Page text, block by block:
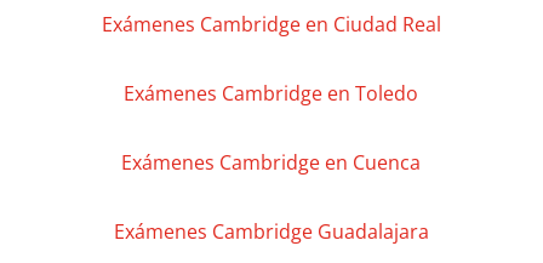
Exámenes Cambridge en Ciudad Real
Exámenes Cambridge en Toledo
Exámenes Cambridge en Cuenca
Exámenes Cambridge Guadalajara